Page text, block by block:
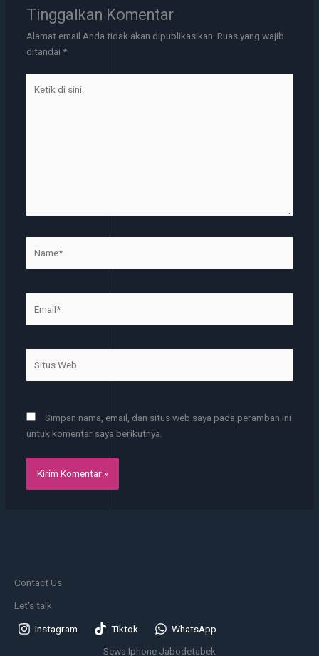
Tinggalkan Komentar
Alamat email Anda tidak akan dipublikasikan. Ruas yang wajib
ditandai *
Web
Simpan nama, email, dan situs web saya pada peramban ini
untuk komentar saya berikutnya.
Contact Us
Let's talk
Instagram Tiktok
WhatsApp
Sewa Iphone Jabodetabek